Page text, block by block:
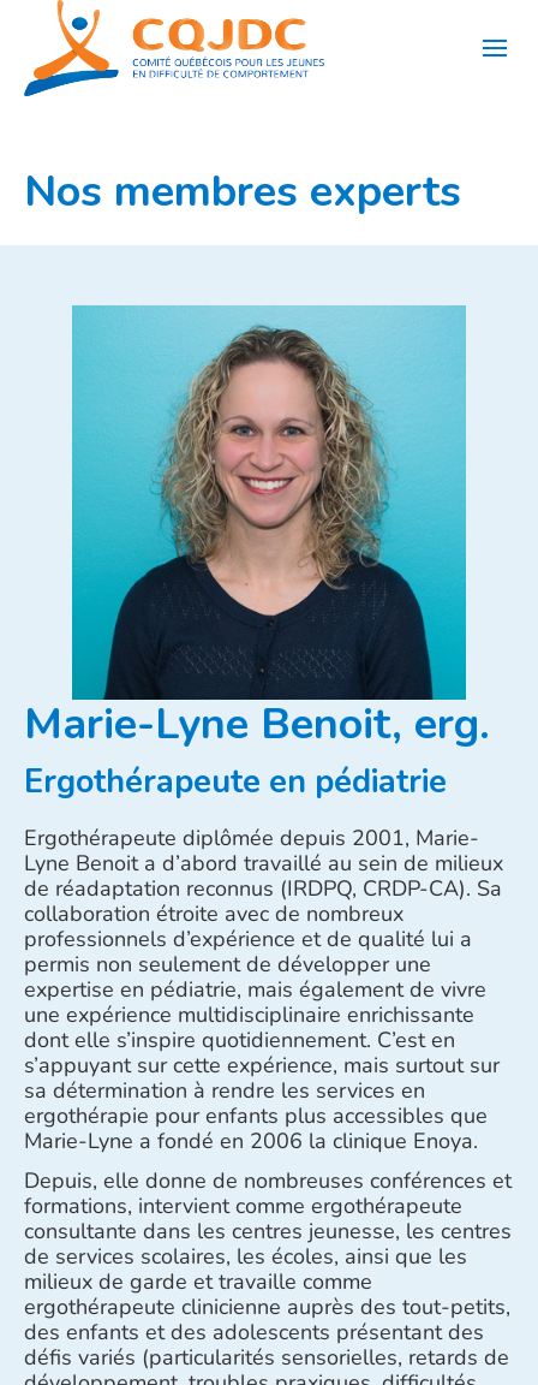
contenu
Nos membres experts
Marie-Lyne Benoit, erg.
Ergothérapeute en pédiatrie
Ergothérapeute diplômée depuis 2001, Marie-
Lyne Benoit a d’abord travaillé au sein de milieux
de réadaptation reconnus (IRDPQ, CRDP-CA). Sa
collaboration étroite avec de nombreux
professionnels d’expérience et de qualité lui a
permis non seulement de développer une
expertise en pédiatrie, mais également de vivre
une expérience multidisciplinaire enrichissante
dont elle s’inspire quotidiennement. C’est en
s’appuyant sur cette expérience, mais surtout sur
sa détermination à rendre les services en
ergothérapie pour enfants plus accessibles que
Marie-Lyne a fondé en 2006 la clinique Enoya.
Depuis, elle donne de nombreuses conférences et
formations, intervient comme ergothérapeute
consultante dans les centres jeunesse, les centres
de services scolaires, les écoles, ainsi que les
milieux de garde et travaille comme
ergothérapeute clinicienne auprès des tout-petits,
des enfants et des adolescents présentant des
défis variés (particularités sensorielles, retards de